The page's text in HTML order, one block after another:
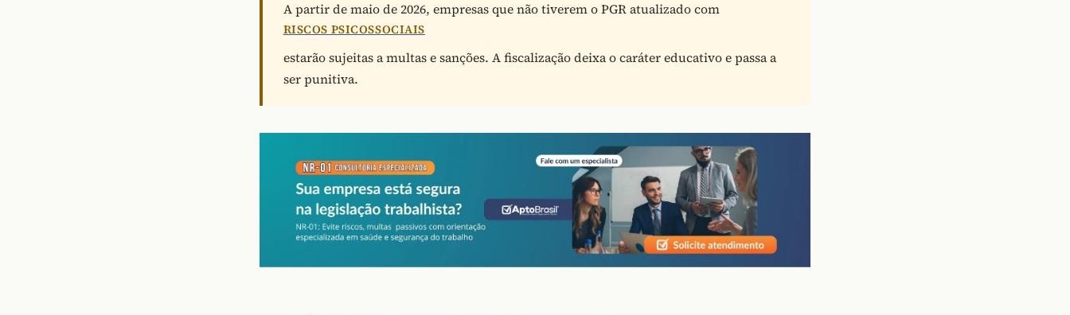
A partir de maio de 2026, empresas que não tiverem o PGR atualizado com
RISCOS PSICOSSOCIAIS
estarão sujeitas a multas e sanções. A fiscalização deixa o caráter educativo e passa a
ser punitiva.